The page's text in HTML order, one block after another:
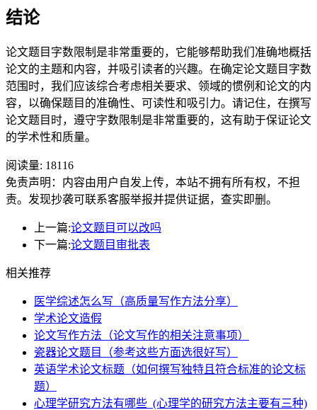
结论
论文题目字数限制是非常重要的，它能够帮助我们准确地概括
论文的主题和内容，并吸引读者的兴趣。在确定论文题目字数
范围时，我们应该综合考虑相关要求、领域的惯例和论文的内
容，以确保题目的准确性、可读性和吸引力。请记住，在撰写
论文题目时，遵守字数限制是非常重要的，这有助于保证论文
的学术性和质量。
阅读量: 18116
免责声明：内容由用户自发上传，本站不拥有所有权，不担
责。发现抄袭可联系客服举报并提供证据，查实即删。
上一篇:论文题目可以改吗
下一篇:论文题目审批表
相关推荐
医学综述怎么写（高质量写作方法分享）
学术论文造假
论文写作方法（论文写作的相关注意事项）
瓷器论文题目（参考这些方面选很好写）
英语学术论文标题（如何撰写独特且符合标准的论文标
题）
心理学研究方法有哪些_(心理学的研究方法主要有三种)